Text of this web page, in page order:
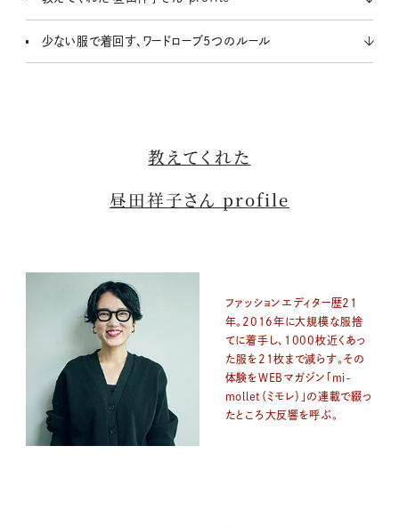
少ない服で着回す、ワードローブ5つのルール
教えてくれた
昼田祥子さん profile
ファッションエディター歴21
年。2016年に大規模な服捨
てに着手し、1000枚近くあっ
た服を21枚まで減らす。その
体験をWEBマガジン「mi-
mollet（ミモレ）」の連載で綴っ
たところ大反響を呼ぶ。